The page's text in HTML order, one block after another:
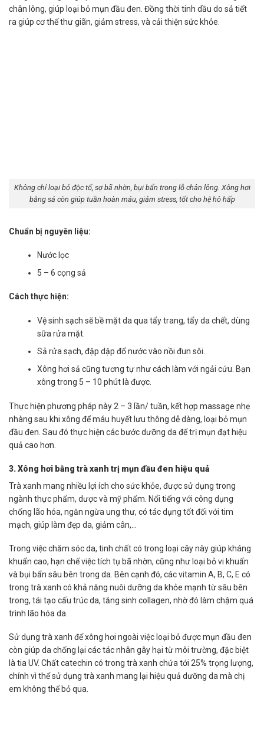
chân lông, giúp loại bỏ mụn đầu đen. Đồng thời tinh dầu do sả tiết
ra giúp cơ thể thư giãn, giảm stress, và cải thiện sức khỏe.
Không chỉ loại bỏ độc tố, sợ bã nhờn, bụi bẩn trong lỗ chân lông. Xông hơi
bằng sả còn giúp tuần hoàn máu, giảm stress, tốt cho hệ hô hấp
Chuẩn bị nguyên liệu:
Nước lọc
5 – 6 cọng sả
Cách thực hiện:
Vệ sinh sạch sẽ bề mặt da qua tẩy trang, tẩy da chết, dùng
sữa rửa mặt.
Sả rửa sạch, đập dập đổ nước vào nồi đun sôi.
Xông hơi sả cũng tương tự như cách làm với ngải cứu. Bạn
xông trong 5 – 10 phút là được.
Thực hiện phương pháp này 2 – 3 lần/ tuần, kết hợp massage nhẹ
nhàng sau khi xông để máu huyết lưu thông dễ dàng, loại bỏ mụn
đầu đen. Sau đó thực hiện các bước dưỡng da để trị mụn đạt hiệu
quả cao hơn.
3. Xông hơi bằng trà xanh trị mụn đầu đen hiệu quả
Trà xanh mang nhiều lợi ích cho sức khỏe, được sử dụng trong
ngành thực phẩm, dược và mỹ phẩm. Nổi tiếng với công dụng
chống lão hóa, ngăn ngừa ung thư, có tác dụng tốt đối với tim
mạch, giúp làm đẹp da, giảm cân,…
Trong việc chăm sóc da, tinh chất có trong loại cây này giúp kháng
khuẩn cao, hạn chế việc tích tụ bã nhờn, cũng như loại bỏ vi khuẩn
và bụi bẩn sâu bên trong da. Bên cạnh đó, các vitamin A, B, C, E có
trong trà xanh có khả năng nuôi dưỡng da khỏe mạnh từ sâu bên
trong, tái tạo cấu trúc da, tăng sinh collagen, nhờ đó làm chậm quá
trình lão hóa da.
Sử dụng trà xanh để xông hơi ngoài việc loại bỏ được mụn đầu đen
còn giúp da chống lại các tác nhân gây hại từ môi trường, đặc biệt
là tia UV. Chất catechin có trong trà xanh chứa tới 25% trọng lượng,
chính vì thể sử dụng trà xanh mang lại hiệu quả dưỡng da mà chị
em không thể bỏ qua.